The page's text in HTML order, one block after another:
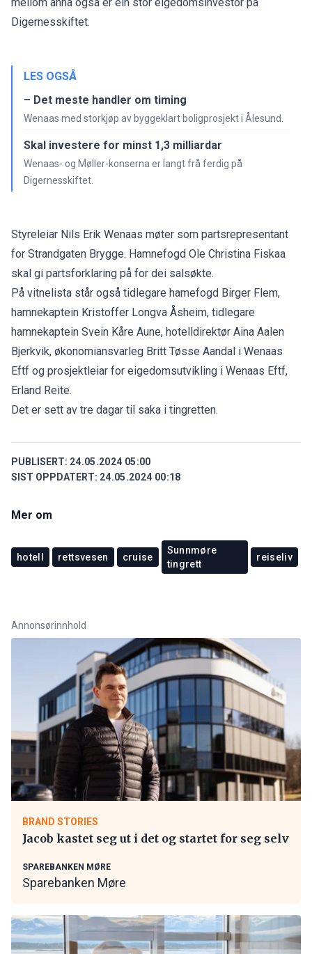
Digernesskiftet.
LES OGSÅ
– Det meste handler om timing
Wenaas med storkjøp av byggeklart boligprosjekt i Ålesund.
Skal investere for minst 1,3 milliardar
Wenaas- og Møller-konserna er langt frå ferdig på
Digernesskiftet.
Styreleiar Nils Erik Wenaas møter som partsrepresentant
for Strandgaten Brygge. Hamnefogd Ole Christina Fiskaa
skal gi partsforklaring på for dei salsøkte.
På vitnelista står også tidlegare hamefogd Birger Flem,
hamnekaptein Kristoffer Longva Åsheim, tidlegare
hamnekaptein Svein Kåre Aune, hotelldirektør Aina Aalen
Bjerkvik, økonomiansvarleg Britt Tøsse Aandal i Wenaas
Eftf og prosjektleiar for eigedomsutvikling i Wenaas Eftf,
Erland Reite.
Det er sett av tre dagar til saka i tingretten.
PUBLISERT: 24.05.2024 05:00
SIST OPPDATERT: 24.05.2024 00:18
Mer om
hotell rettsvesen cruise
Sunnmøre
tingrett
reiseliv
Annonsørinnhold
BRAND STORIES
Jacob kastet seg ut i det og startet for seg selv
SPAREBANKEN MØRE
Sparebanken Møre